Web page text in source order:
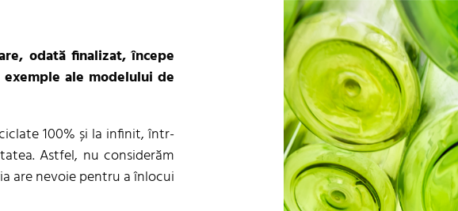
odată finalizat, începe
ale modelului de
100% și la infinit, într-
Astfel, nu considerăm
are nevoie pentru a înlocui